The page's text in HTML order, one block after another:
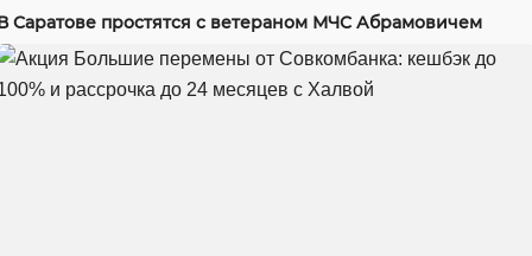
Саратове простятся с ветераном МЧС Абрамовичем